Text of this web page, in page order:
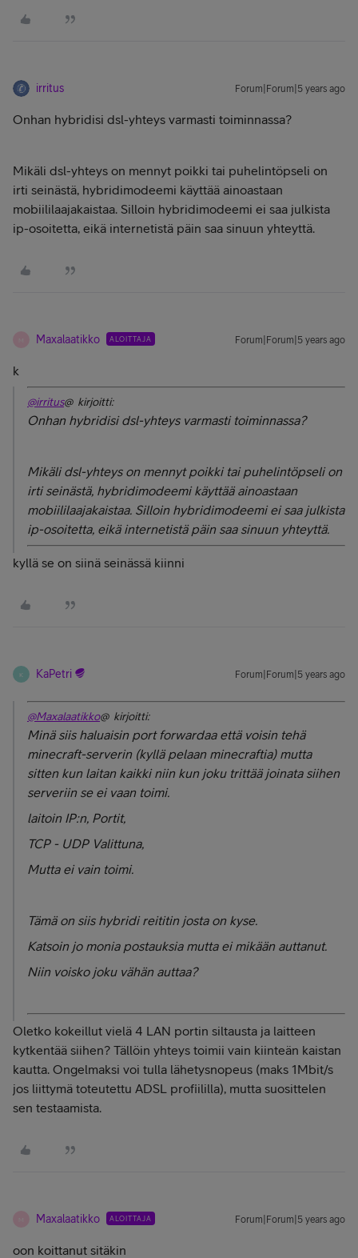
irritus Forum|Forum|5 years ago
Onhan hybridisi dsl-yhteys varmasti toiminnassa?
Mikäli dsl-yhteys on mennyt poikki tai puhelintöpseli on
irti seinästä, hybridimodeemi käyttää ainoastaan
mobiililaajakaistaa. Silloin hybridimodeemi ei saa julkista
ip-osoitetta, eikä internetistä päin saa sinuun yhteyttä.
Maxalaatikko ALOITTAJA Forum|Forum|5 years ago
k
@irritus@ kirjoitti:
Onhan hybridisi dsl-yhteys varmasti toiminnassa?
Mikäli dsl-yhteys on mennyt poikki tai puhelintöpseli on
irti seinästä, hybridimodeemi käyttää ainoastaan
mobiililaajakaistaa. Silloin hybridimodeemi ei saa julkista
ip-osoitetta, eikä internetistä päin saa sinuun yhteyttä.
kyllä se on siinä seinässä kiinni
K KaPetri Forum|Forum|5 years ago
@Maxalaatikko@ kirjoitti:
Minä siis haluaisin port forwardaa että voisin tehä
minecraft-serverin (kyllä pelaan minecraftia) mutta
sitten kun laitan kaikki niin kun joku trittää joinata siihen
serveriin se ei vaan toimi.
laitoin IP:n, Portit,
TCP - UDP Valittuna,
Mutta ei vain toimi.
Tämä on siis hybridi reititin josta on kyse.
Katsoin jo monia postauksia mutta ei mikään auttanut.
Niin voisko joku vähän auttaa?
Oletko kokeillut vielä 4 LAN portin siltausta ja laitteen
kytkentää siihen? Tällöin yhteys toimii vain kiinteän kaistan
kautta. Ongelmaksi voi tulla lähetysnopeus (maks 1Mbit/s
jos liittymä toteutettu ADSL profiililla), mutta suosittelen
sen testaamista.
Maxalaatikko ALOITTAJA Forum|Forum|5 years ago
oon koittanut sitäkin